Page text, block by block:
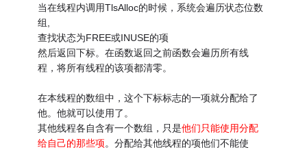
当在线程内调用TlsAlloc的时候，系统会遍历状态位数
组,
查找状态为FREE或INUSE的项
然后返回下标。在函数返回之前函数会遍历所有线
程，将所有线程的该项都清零。
在本线程的数组中，这个下标标志的一项就分配给了
他。他就可以使用了。
其他线程各自含有一个数组，只是他们只能使用分配
给自己的那些项。分配给其他线程的项他们不能使